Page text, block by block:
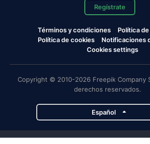
Regístrate
Términos y condiciones
Política
Política de cookies
Notificaciones
Cookies settings
Copyright © 2010-2026 Freepik Company
derechos reservados.
Español